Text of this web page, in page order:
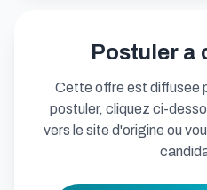
Postuler a
Cette offre est diffusee
postuler, cliquez ci-
vers le site d'origine ou